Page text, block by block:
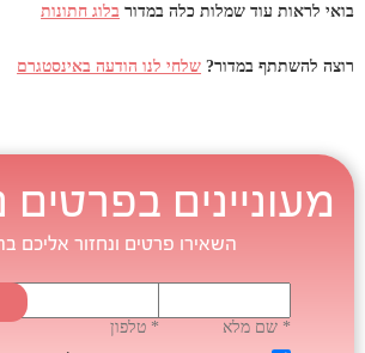
בואי לראות עוד שמלות כלה במדור בלוג חתונות
רוצה להשתתף במדור? שלחי לנו הודעה באינסטגרם
מעוניינים בפרטים
השאירו פרטים ונחזור אליכם
* שם מלא
* טלפון